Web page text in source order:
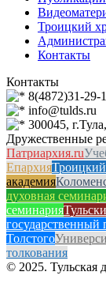
Троицкий
Контакты
Контакты
8(4872)31-29-
info@tulds.ru
300045,
Дружественные
Патриархия.ru
Епархия
академия
духовная
семинария
государственный
Толстого
толкования
© 2025. Тульская